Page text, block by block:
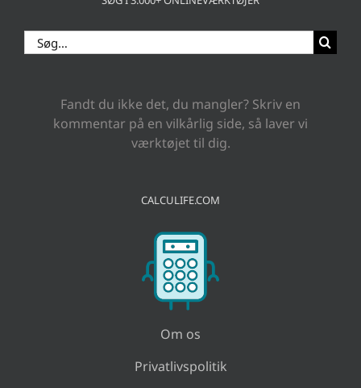
Søg
efter:
Fandt du ikke det, du mangler? Skriv en
kommentar på en vilkårlig side, så laver vi
værktøjet til dig.
CALCULIFE.COM
Om os
Privatlivspolitik